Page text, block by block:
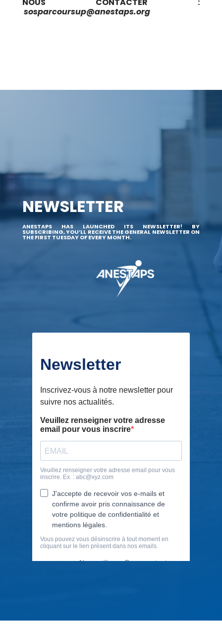
sosparcoursup@anestaps.org
NEWSLETTER
ANESTAPS HAS LAUNCHED ITS NEWSLETTER! BY
SUBSCRIBING, YOU’LL RECEIVE THE GENERAL NEWSLETTER ON
THE FIRST TUESDAY OF EVERY MONTH.